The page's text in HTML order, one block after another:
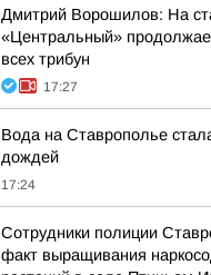
Дмитрий Ворошилов: На
«Центральный»
всех трибун
17:27
Вода на Ставрополье
дождей
17:24
Сотрудники полиции
факт выращивания